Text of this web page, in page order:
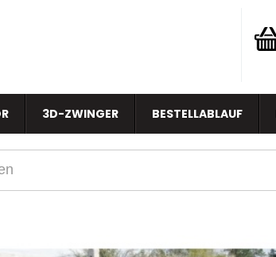
3D-ZWINGER BESTELLABLAUF